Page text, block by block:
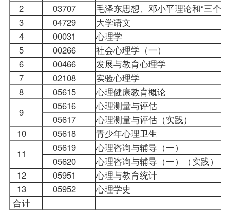
2
03707
毛泽东思想、邓小平理论和“三
3
04729
大学语文
4
00031
心理学
5
00266
社会心理学（一）
6
00466
发展与教育心理学
7
02108
实验心理学
8
05615
心理健康教育概论
9
05616
心理测量与评估
05617
心理测量与评估（实践）
10
05618
青少年心理卫生
11
05619 心理咨询与辅导 （一）
05620
心理咨询与辅导（一）（实践）
12
05951
心理与教育统计
13
05952
心理学史
合计